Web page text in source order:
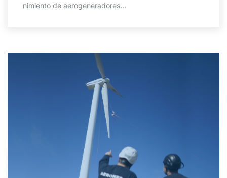
nimiento de aerogeneradores...